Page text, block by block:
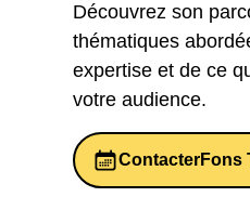
Découvrez son
thématiques
expertise et de ce
votre audience.
ContacterFons